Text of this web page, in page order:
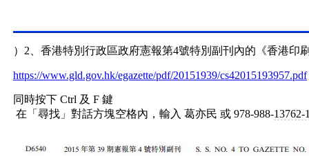
）2、香港特別行政區政府憲報第4號特別副刊內的《香港印
https://www.gld.gov.hk/egazette/pdf/20151939/cs42015193957.pdf
同時按下 Ctrl 及 F 鍵
在「尋找」對話方塊空格內，輸入 葛亦民 或 978-988-13762-